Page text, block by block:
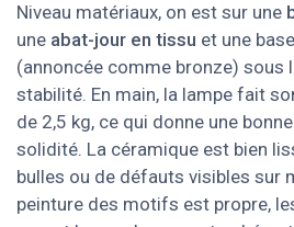
Niveau matériaux, on est sur une
une abat-jour en tissu et une
(annoncée comme bronze) sous
stabilité. En main, la lampe fait
de 2,5 kg, ce qui donne une
solidité. La céramique est bien
bulles ou de défauts visibles sur
peinture des motifs est propre,